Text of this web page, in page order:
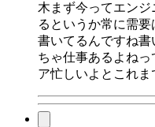
木まず今ってエン
るというか常に需
書いてるんですね
ちゃ仕事あるよね
ア忙しいよとこれま